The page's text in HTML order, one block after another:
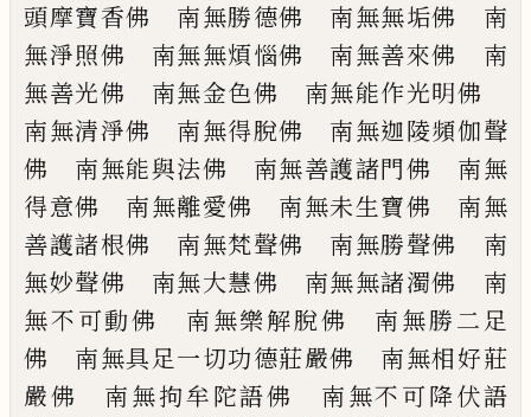
頭摩寶香佛 南無勝德佛 南無無垢佛 南
無淨照佛 南無無煩惱佛 南無善來佛 南
無善光佛 南無金色佛 南無能作光明佛
南無清淨佛 南無得脫佛 南無迦陵頻伽聲
佛 南無能與法佛 南無善護諸門佛 南無
得意佛 南無離愛佛 南無未生寶佛 南無
善護諸根佛 南無梵聲佛 南無勝聲佛 南
無妙聲佛 南無大慧佛 南無無諸濁佛 南
無不可動佛 南無樂解脫佛 南無勝二足
佛 南無具足一切功德莊嚴佛 南無相好莊
嚴佛 南無拘牟陀語佛 南無不可降伏語